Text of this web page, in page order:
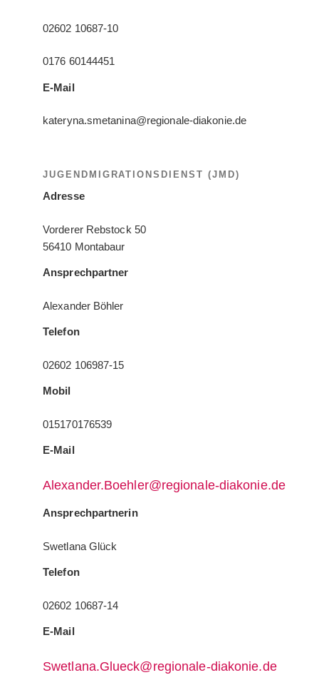
02602 10687-10
0176 60144451
E-Mail
kateryna.smetanina@regionale-diakonie.de
JUGENDMIGRATIONSDIENST (JMD)
Adresse
Vorderer Rebstock 50
56410 Montabaur
Ansprechpartner
Alexander Böhler
Telefon
02602 106987-15
Mobil
015170176539
E-Mail
Alexander.Boehler@regionale-diakonie.de
Ansprechpartnerin
Swetlana Glück
Telefon
02602 10687-14
E-Mail
Swetlana.Glueck@regionale-diakonie.de